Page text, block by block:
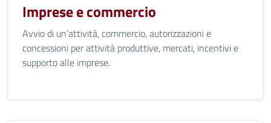
Imprese e commercio
Avvio di un’attività, commercio, autorizzazioni e
concessioni per attività produttive, mercati, incentivi e
supporto alle imprese.